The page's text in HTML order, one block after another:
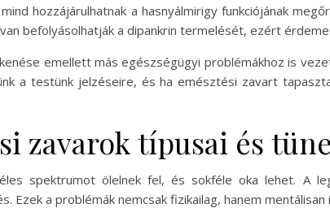
hozzájárulhatnak a hasnyálmirigy funkciójának
befolyásolhatják a dipankrin termelését, ezért
emellett más egészségügyi problémákhoz is
a testünk jelzéseire, és ha emésztési zavart
zavarok típusai és
spektrumot ölelnek fel, és sokféle oka lehet. A
Ezek a problémák nemcsak fizikailag, hanem